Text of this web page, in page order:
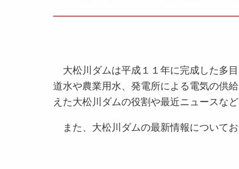
大松川ダムは平成１１年に完成した多
道水や農業用水、発電所による電気の供
えた大松川ダムの役割や最近ニュースな
また、大松川ダムの最新情報についてお